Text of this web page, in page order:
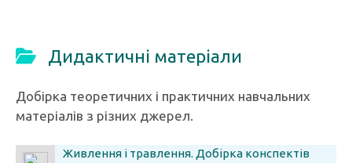
Дидактичні матеріали
Добірка теоретичних і практичних навчальних
матеріалів з різних джерел.
Живлення і травлення. Добірка конспектів